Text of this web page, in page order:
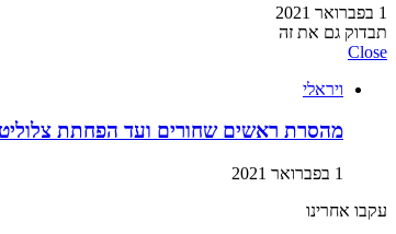
1 בפברואר 2021
תבדוק גם את זה
Close
ויראלי
מהסרת ראשים שחורים ועד הפחתת צלוליט: 9 מתכונים ביתיים למוצרי קוסמטיקה שתוכלו בזול
1 בפברואר 2021
עקבו אחרינו